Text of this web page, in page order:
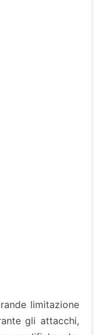
limitazione
gli attacchi,